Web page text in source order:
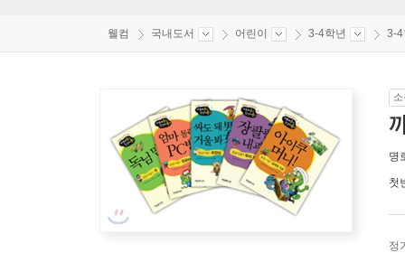
웰컴 국내도서 어린이 3-4학년 3-4
명
첫
정